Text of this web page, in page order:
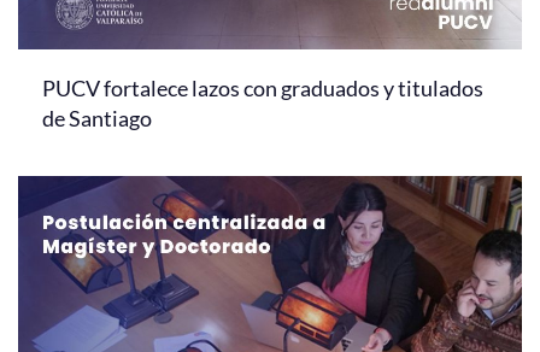
PUCV fortalece lazos con graduados y titulados
de Santiago